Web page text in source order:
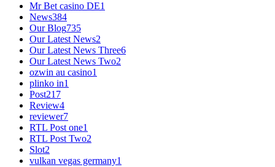
Mr Bet casino DE1
News384
Our Blog735
Our Latest News2
Our Latest News Three6
Our Latest News Two2
ozwin au casino1
plinko in1
Post217
Review4
reviewer7
RTL Post one1
RTL Post Two2
Slot2
vulkan vegas germany1